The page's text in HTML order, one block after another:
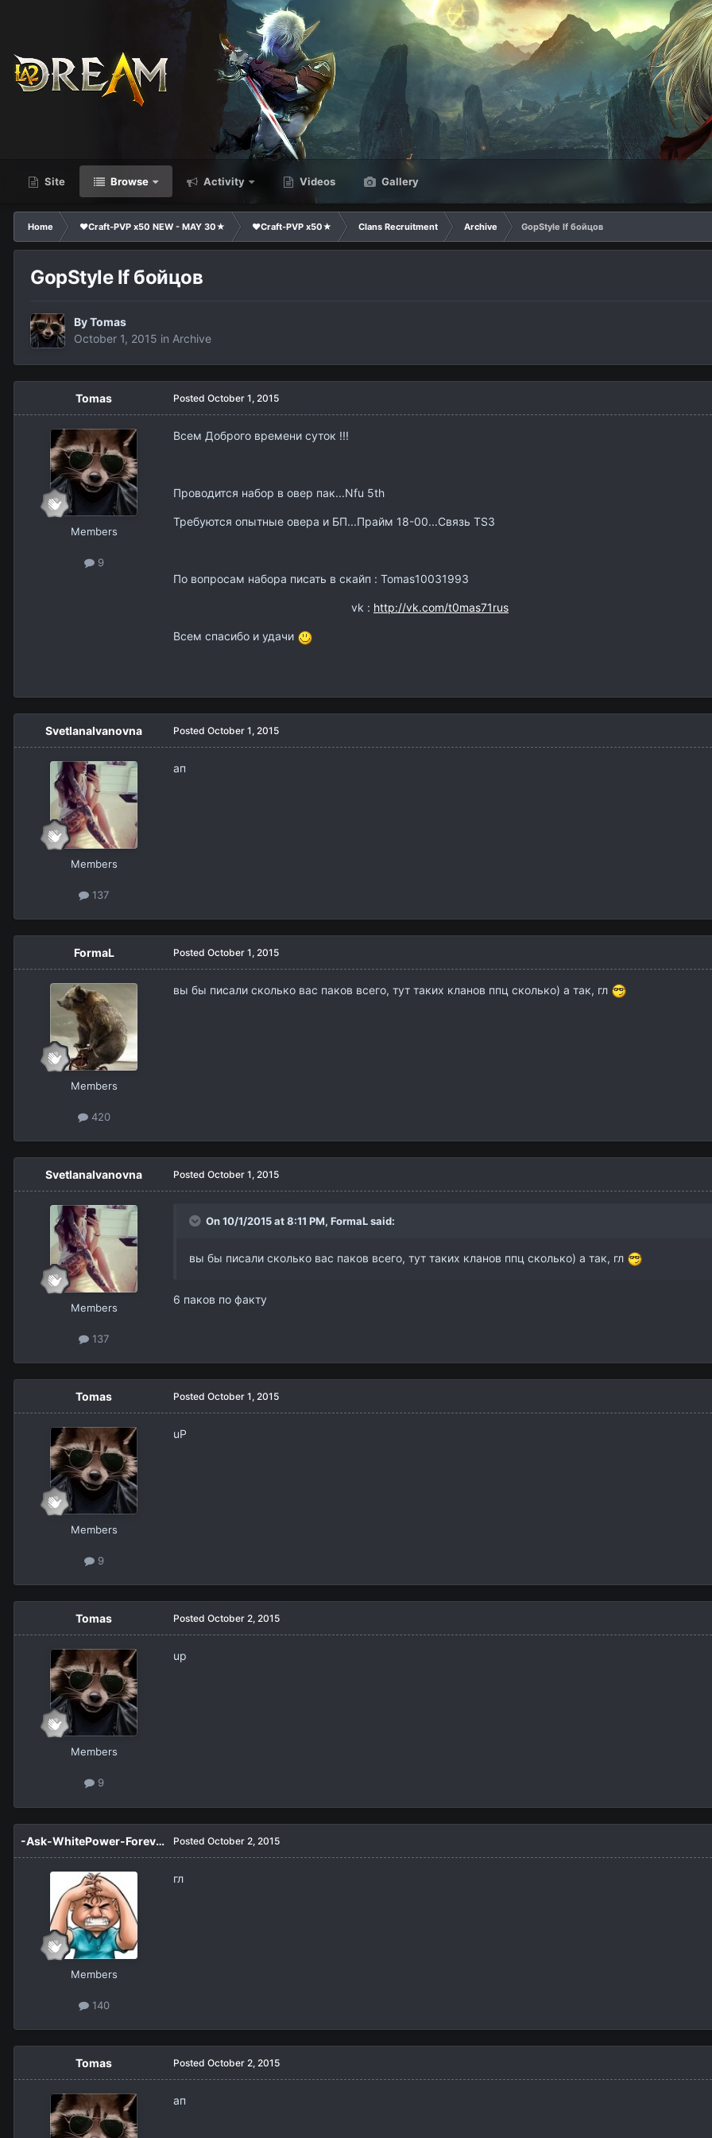
Site Browse Activity Videos Gallery
Home ❤Craft-PVP x50 NEW - MAY 30★ ❤Craft-PVP x50★ Clans Recruitment Archive
GopStyle lf бойцов
GopStyle lf бойцов
ByTomas
October 1, 2015 in Archive
Tomas
Members
9
Posted October 1, 2015
Всем Доброго времени суток !!!
Проводится набор в овер пак...Nfu 5th
Требуются опытные овера и БП...Прайм 18-00...Связь TS3
По вопросам набора писать в скайп : Tomas10031993
vk : http://vk.com/t0mas71rus
Всем спасибо и удачи
SvetlanaIvanovna
Members
137
Posted October 1, 2015
ап
FormaL
Members
420
Posted October 1, 2015
вы бы писали сколько вас паков всего, тут таких кланов ппц сколько) а так, гл
SvetlanaIvanovna
Members
137
Posted October 1, 2015
On 10/1/2015 at 8:11 PM, FormaLsaid:
вы бы писали сколько вас паков всего, тут таких кланов ппц сколько) а так, гл
6 паков по факту
Tomas
Members
9
Posted October 1, 2015
uP
Tomas
Members
9
Posted October 2, 2015
up
-Ask-WhitePower-Forever-
Members
140
Posted October 2, 2015
гл
Tomas Posted October 2, 2015
ап